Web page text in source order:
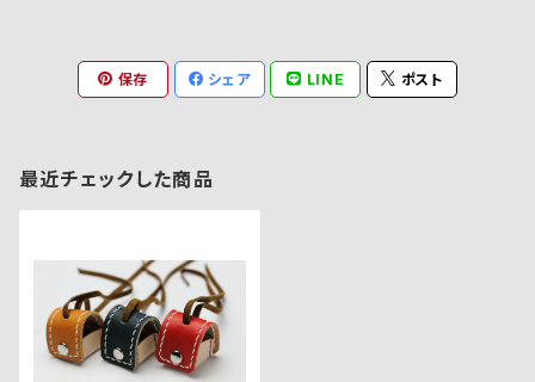
保存 シェア LINE ポスト
最近チェックした商品